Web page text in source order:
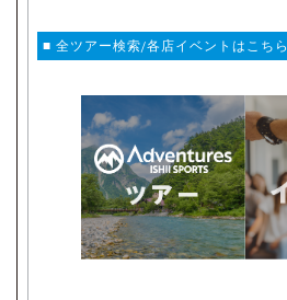
■ 全ツアー検索/各店イベントはこちら